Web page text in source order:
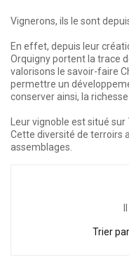
Vignerons, ils le sont
En effet, depuis leur
Orquigny portent la trace
valorisons le savoir-faire
permettre un
conserver ainsi, la
Leur vignoble est situé
Cette diversité de terroirs
assemblages.
Trier